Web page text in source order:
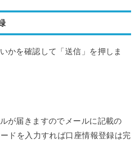
かを確認して「送信」を押しま
が届きますのでメールに記載の
ドを入力すれば口座情報登録は完